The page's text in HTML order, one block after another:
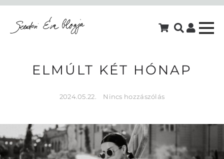
ELMÚLT KÉT HÓNAP
2024.05.22. Nincs hozzászólás